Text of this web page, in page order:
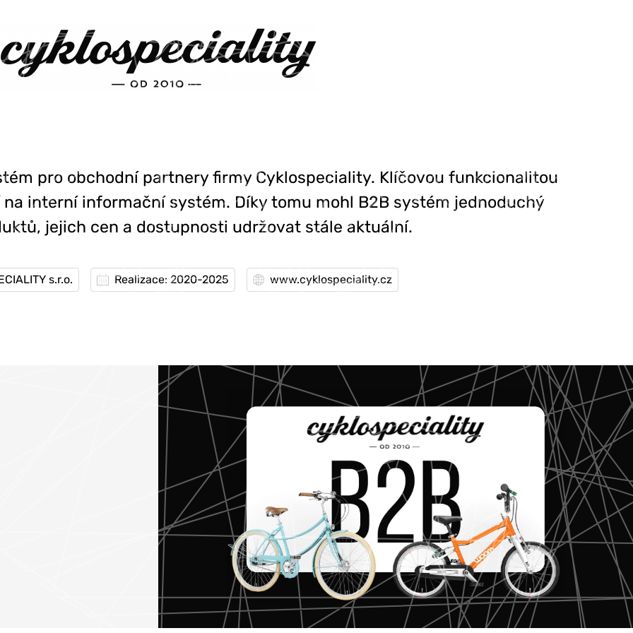
pro obchodní partnery firmy Cyklospeciality. Klíčovou funkcionalitou
interní informační systém. Díky tomu mohl B2B systém jednoduchý
jejich cen a dostupnosti udržovat stále aktuální.
s.r.o. Realizace: 2020-2025 www.cyklospeciality.cz